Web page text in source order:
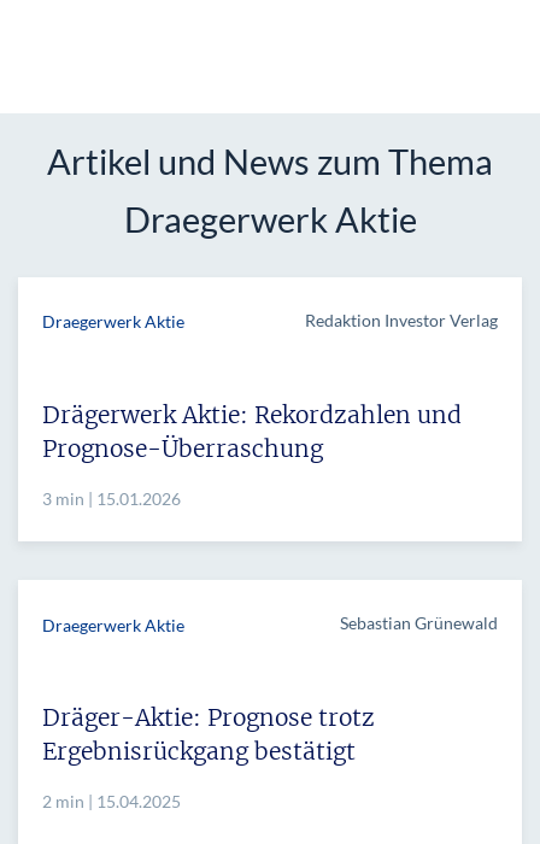
Artikel und News zum Thema
Draegerwerk Aktie
Draegerwerk Aktie Redaktion Investor Verlag
Drägerwerk Aktie: Rekordzahlen und
Prognose-Überraschung
3 min | 15.01.2026
Draegerwerk Aktie Sebastian Grünewald
Dräger-Aktie: Prognose trotz
Ergebnisrückgang bestätigt
2 min | 15.04.2025